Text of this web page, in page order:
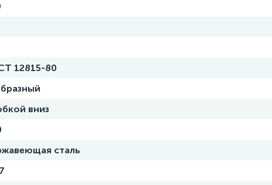
12815-80
вниз
сталь